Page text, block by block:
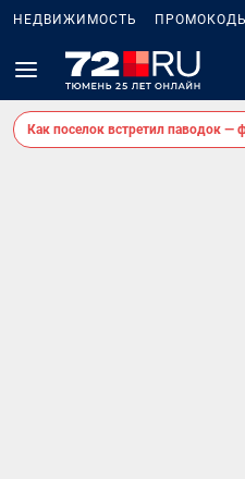
НЕДВИЖИМОСТЬ ПРОМОКОДЫ
Как поселок встретил паводок —